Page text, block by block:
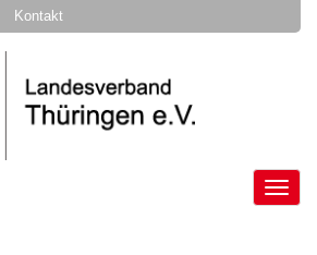
Kontakt